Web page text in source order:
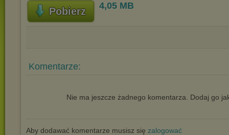
Pobierz 4,05 MB
Komentarze:
Nie ma jeszcze żadnego komentarza. Dodaj go
Aby dodawać komentarze musisz się zalogować